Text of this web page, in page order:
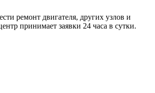
ремонт двигателя, других узлов и
принимает заявки 24 часа в сутки.